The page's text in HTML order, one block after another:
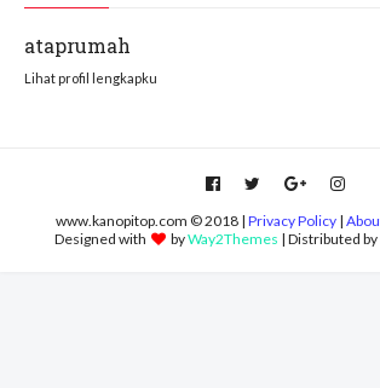
ataprumah
Lihat profil lengkapku
www.kanopitop.com © 2018 | Privacy Policy |
Designed with
byWay2Themes | Distributed by